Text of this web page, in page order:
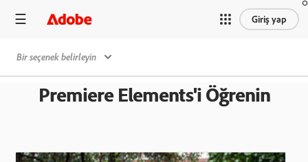
Giriş yap
Bir seçenek belirleyin
Premiere Elements'i Öğrenin